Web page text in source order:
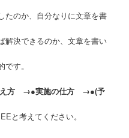
たのか、自分なりに文章を書
解決できるのか、文章を書い
す。
方 →●実施の仕方 →●(予
と考えてください。